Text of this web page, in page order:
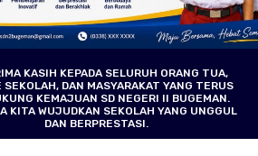
KASIH KEPADA SELURUH ORANG TUA,
SEKOLAH, DAN MASYARAKAT YANG TERUS
KEMAJUAN SD NEGERI II BUGEMAN.
KITA WUJUDKAN SEKOLAH YANG UNGGUL
DAN BERPRESTASI.